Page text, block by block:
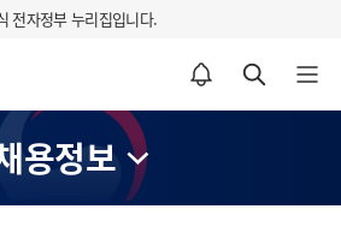
전자정부 누리집입니다.
알림설정 바로가기 검색 바로가기 메뉴 열기
용정보